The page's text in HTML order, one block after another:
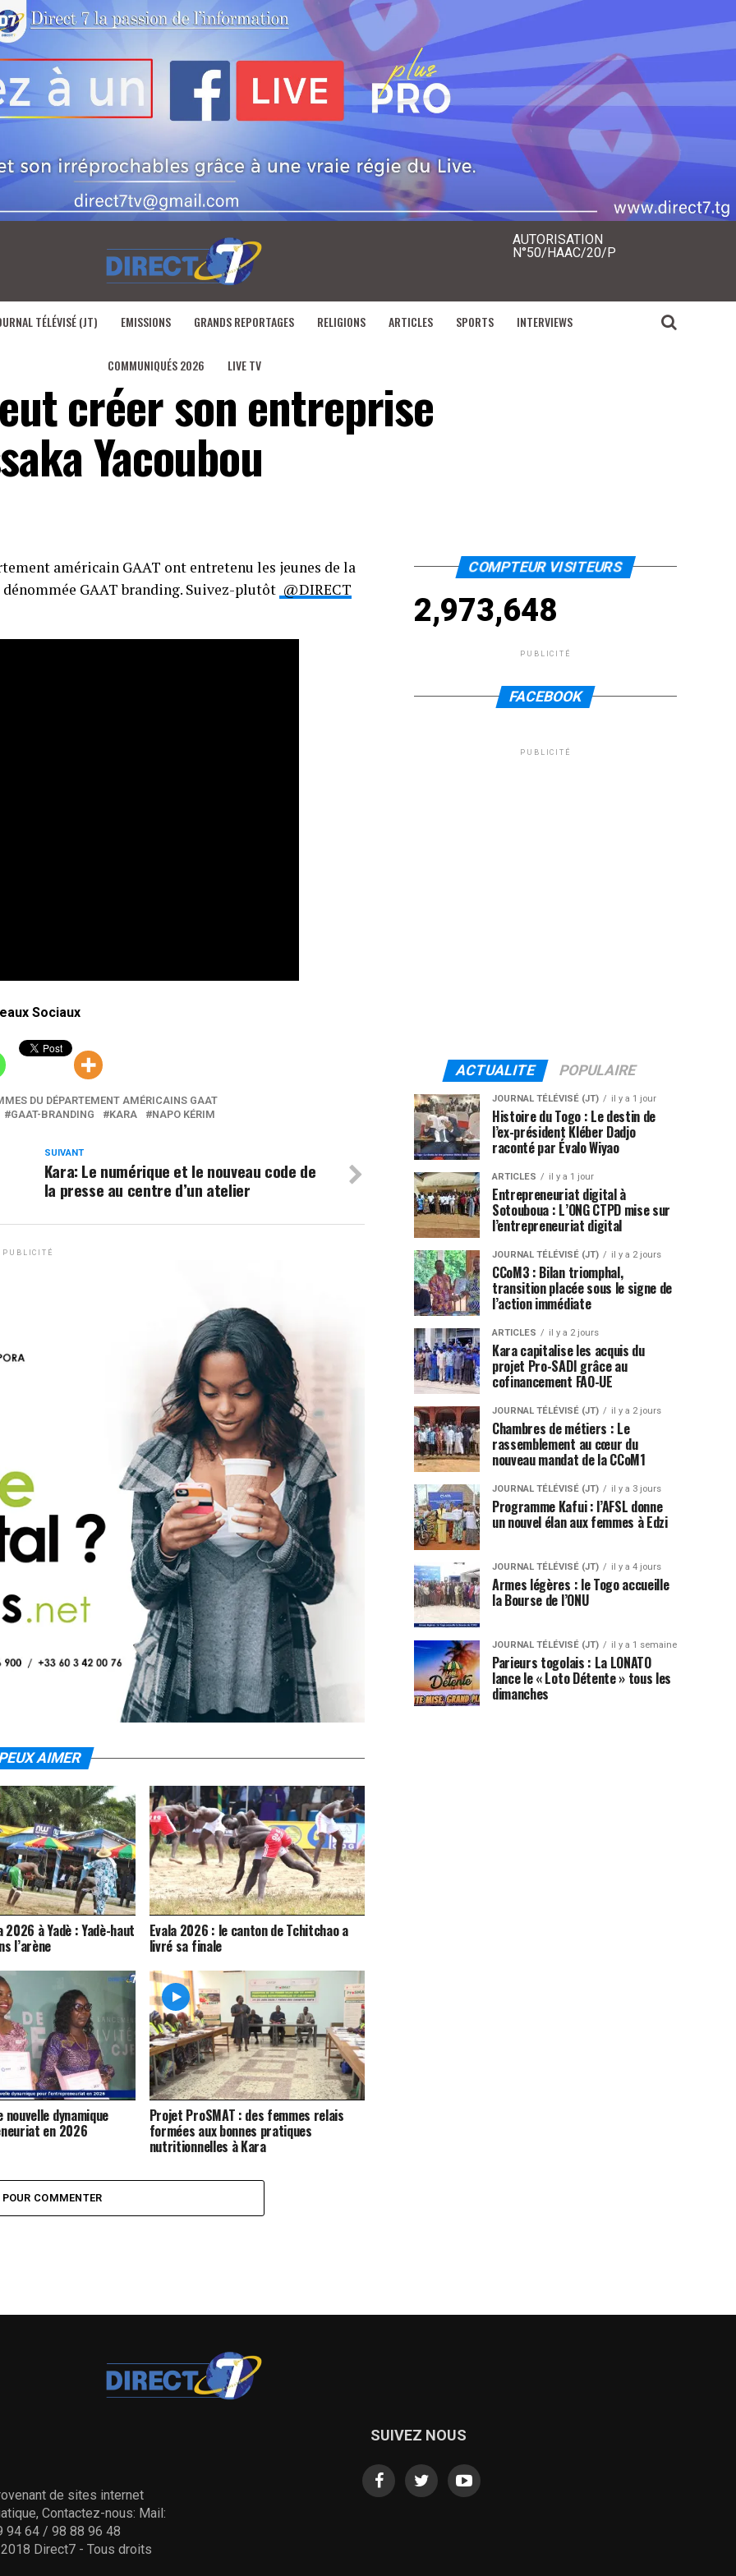
AUTORISATION
N°50/HAAC/20/P
TÉLÉVISÉ (JT) EMISSIONS GRANDS REPORTAGES RELIGIONS ARTICLES SPORTS INTERVIEWS
COMMUNIQUÉS 2026 LIVE TV
créer son entreprise
Yacoubou
américain GAAT ont entretenu les jeunes de la
GAAT branding. Suivez-plutôt @DIRECT
Sociaux
DU DÉPARTEMENT AMÉRICAINS GAAT
GAAT-BRANDING
KARA NAPO KÉRIM
SUIVANT
Kara: Le numérique et le nouveau code de
la presse au centre d’un atelier
PUBLICITÉ
AIMER
2026 à Yadè : Yadè-haut
l’arène
Evala 2026 : le canton de Tchitchao a
livré sa finale
nouvelle dynamique
en 2026
Projet ProSMAT : des femmes relais
formées aux bonnes pratiques
nutritionnelles à Kara
COMMENTER
COMPTEUR VISITEURS
2,973,648
PUBLICITÉ
FACEBOOK
PUBLICITÉ
ACTUALITE POPULAIRE
JOURNAL TÉLÉVISÉ (JT) il y a 1 jour
Histoire du Togo : Le destin de
l’ex-président Kléber Dadjo
raconté par Évalo Wiyao
ARTICLES il y a 1 jour
Entrepreneuriat digital à
Sotouboua : L’ONG CTPD mise sur
l’entrepreneuriat digital
JOURNAL TÉLÉVISÉ (JT) il y a 2 jours
CCoM3 : Bilan triomphal,
transition placée sous le signe de
l’action immédiate
ARTICLES il y a 2 jours
Kara capitalise les acquis du
projet Pro-SADI grâce au
cofinancement FAO-UE
JOURNAL TÉLÉVISÉ (JT) il y a 2 jours
Chambres de métiers : Le
rassemblement au cœur du
nouveau mandat de la CCoM1
JOURNAL TÉLÉVISÉ (JT) il y a 3 jours
Programme Kafui : l’AFSL donne
un nouvel élan aux femmes à Edzi
JOURNAL TÉLÉVISÉ (JT) il y a 4 jours
Armes légères : le Togo accueille
la Bourse de l’ONU
JOURNAL TÉLÉVISÉ (JT) il y a 1 semaine
Parieurs togolais : La LONATO
lance le « Loto Détente » tous les
dimanches
de sites internet
Contactez-nous: Mail:
94 64 / 98 88 96 48
Direct7 - Tous droits
SUIVEZ NOUS